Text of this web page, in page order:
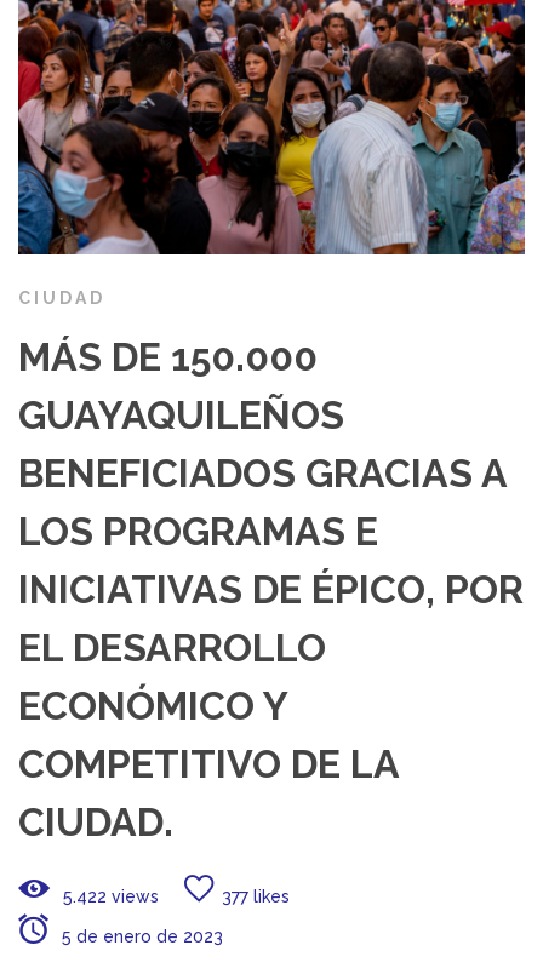
CIUDAD
MÁS DE 150.000
GUAYAQUILEÑOS
BENEFICIADOS GRACIAS A
LOS PROGRAMAS E
INICIATIVAS DE ÉPICO, POR
EL DESARROLLO
ECONÓMICO Y
COMPETITIVO DE LA
CIUDAD.
5.422 views 377 likes
5 de enero de 2023